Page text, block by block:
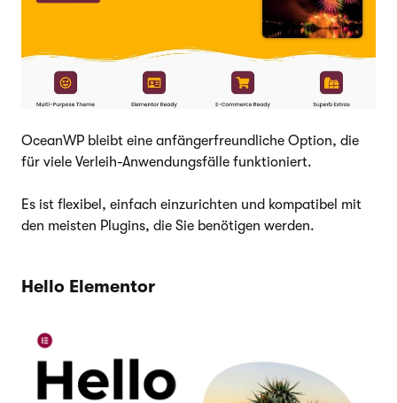
OceanWP bleibt eine anfängerfreundliche Option, die
für viele Verleih-Anwendungsfälle funktioniert.
Es ist flexibel, einfach einzurichten und kompatibel mit
den meisten Plugins, die Sie benötigen werden.
Hello Elementor